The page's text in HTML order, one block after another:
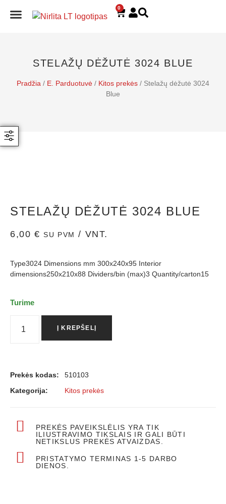
0
STELAŽŲ DĖŽUTĖ 3024 BLUE
Pradžia / E. Parduotuvė / Kitos prekės / Stelažų dėžutė 3024
Blue
STELAŽŲ DĖŽUTĖ 3024 BLUE
6,00 € SU PVM / VNT.
Type3024 Dimensions mm 300x240x95 Interior
dimensions250x210x88 Dividers/bin (max)3 Quantity/carton15
Turime
Į KREPŠELĮ
Prekės kodas:
510103
Kategorija:
Kitos prekės
PREKĖS PAVEIKSLĖLIS YRA TIK
ILIUSTRAVIMO TIKSLAIS IR GALI BŪTI
NETIKSLUS PREKĖS ATVAIZDAS.
PRISTATYMO TERMINAS 1-5 DARBO
DIENOS.